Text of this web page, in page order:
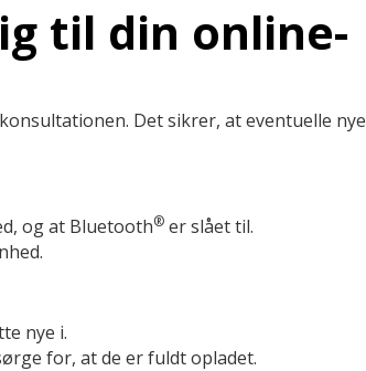
til din online-
Det sikrer, at eventuelle nye
og at Bluetooth® er slået til.
nye i.
for, at de er fuldt opladet.